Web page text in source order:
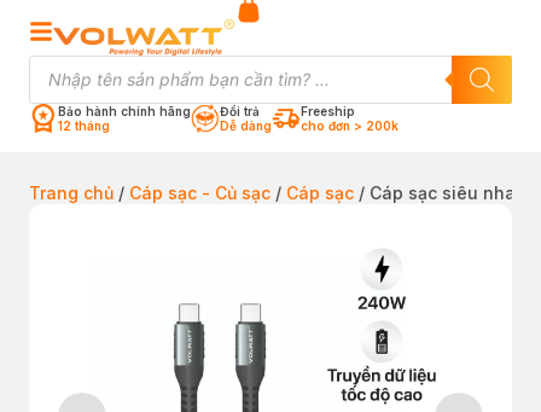
Bảo hành chính hãng
12 tháng
Đổi trả
Dễ dàng
Freeship
cho đơn > 200k
Trang chủ / Cáp sạc - Củ sạc / Cáp sạc / Cáp sạc siêu